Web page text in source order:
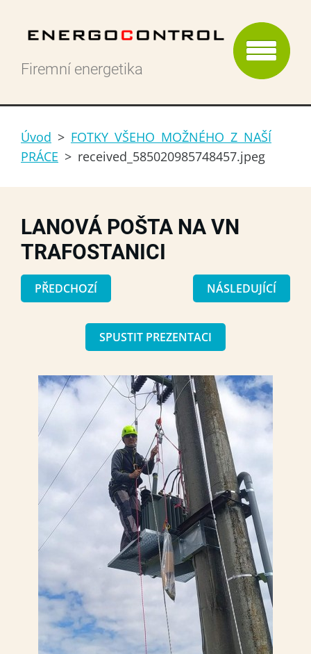
Firemní energetika
Úvod > FOTKY VŠEHO MOŽNÉHO Z NAŠÍ
PRÁCE > received_585020985748457.jpeg
LANOVÁ POŠTA NA VN
TRAFOSTANICI
PŘEDCHOZÍ NÁSLEDUJÍCÍ
SPUSTIT PREZENTACI